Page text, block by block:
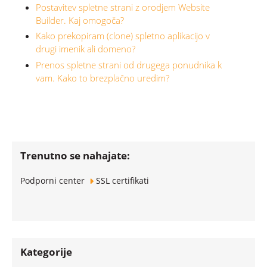
Postavitev spletne strani z orodjem Website
Builder. Kaj omogoča?
Kako prekopiram (clone) spletno aplikacijo v
drugi imenik ali domeno?
Prenos spletne strani od drugega ponudnika k
vam. Kako to brezplačno uredim?
Trenutno se nahajate:
Podporni center SSL certifikati
Kategorije